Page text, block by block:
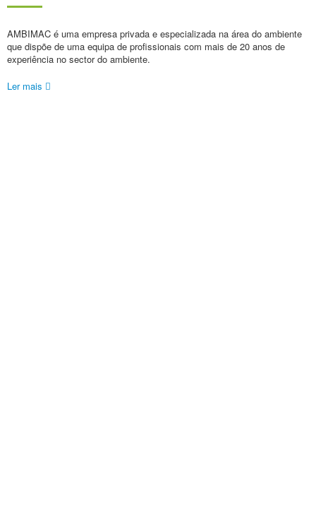
AMBIMAC é uma empresa privada e especializada na área do ambiente
que dispõe de uma equipa de profissionais com mais de 20 anos de
experiência no sector do ambiente.
Ler mais